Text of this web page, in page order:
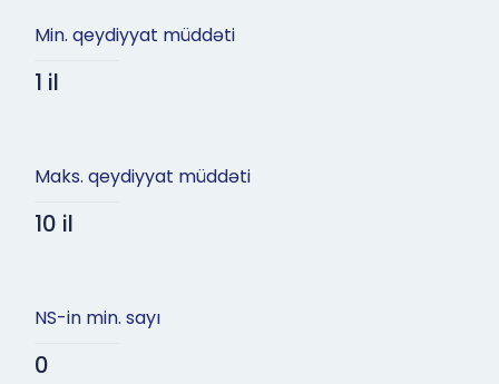
Min. qeydiyyat müddəti
1 il
Maks. qeydiyyat müddəti
10 il
NS-in min. sayı
0